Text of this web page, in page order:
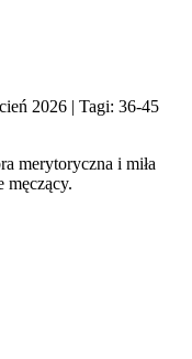
2026 | Tagi: 36-45
merytoryczna i miła
męczący.